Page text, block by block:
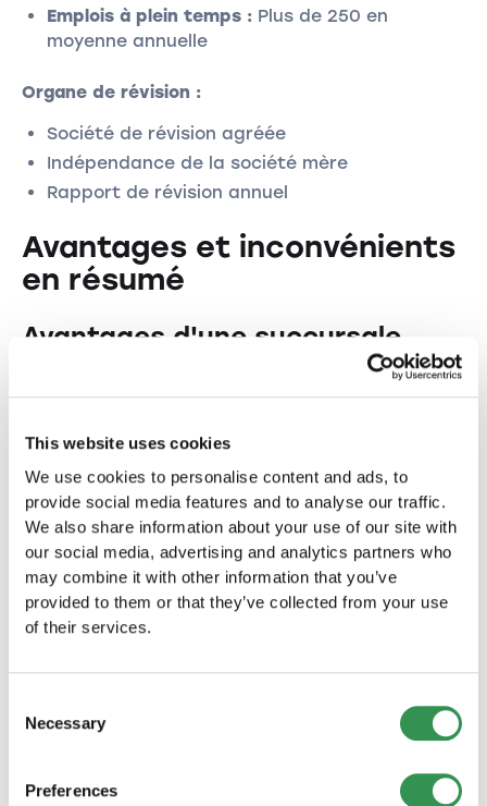
This website uses cookies
We use cookies to personalise content and ads, to
provide social media features and to analyse our traffic.
We also share information about your use of our site with
our social media, advertising and analytics partners who
may combine it with other information that you’ve
provided to them or that they’ve collected from your use
of their services.
Selection
Necessary
Preferences
Emplois à plein temps : Plus de 250 en
moyenne annuelle
Organe de révision :
Société de révision agréée
Indépendance de la société mère
Rapport de révision annuel
Avantages et inconvénients
en résumé
Avantages d'une succursale
capital requis
Faibles coûts de création :Par rapport à une
filiale
Avantages fiscaux : Grâce aux conventions de
double imposition
Expansion économique :Accès rapide au
marché
Accès au marché
suisse
marque établi